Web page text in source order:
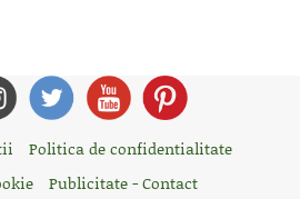
Politica de confidentialitate
Publicitate - Contact